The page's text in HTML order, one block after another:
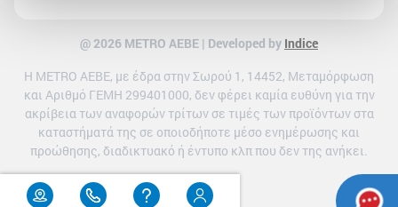
@ 2026 ΜETRO AEBE | Developed by Indice
Η METRO ΑΕΒΕ, με έδρα στην Σωρού 1, 14452, Μεταμόρφωση
και Αριθμό ΓΕΜΗ 299401000, δεν φέρει καμία ευθύνη για την
ακρίβεια των αναφορών τρίτων σε τιμές των προϊόντων στα
καταστήματά της σε οποιοδήποτε μέσο ενημέρωσης και
προώθησης, διαδικτυακό ή έντυπο κλπ που δεν της ανήκει.